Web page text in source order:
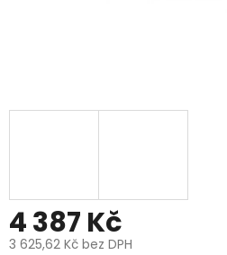
4 387 Kč
3 625,62 Kč bez DPH